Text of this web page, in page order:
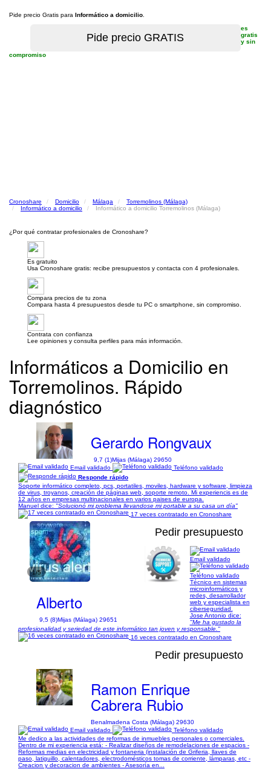
Pide precio Gratis para Informático a domicilio
es
gratis
y sin
compromiso
Cronoshare Domicilio Málaga
Torremolinos (Málaga)
Informático a domicilio
Informático a domicilio Torremolinos (Málaga)
¿Por qué contratar profesionales de Cronoshare?
Es gratuito
Usa Cronoshare gratis: recibe presupuestos y contacta con 4 profesionales.
Compara precios de tu zona
Compara hasta 4 presupuestos desde tu PC o smartphone, sin compromiso.
Contrata con confianza
Lee opiniones y consulta perfiles para más información.
Informáticos a Domicilio en
Torremolinos. Rápido
diagnóstico
Gerardo Rongvaux
9,7 (1)Mijas (Málaga) 29650
Email validado
Teléfono validado
Responde rápido
Soporte informático completo, pcs, portatiles, moviles, hardware y software, limpieza
de virus, troyanos, creación de páginas web, soporte remoto. Mi experiencis es de
12 años en empresas multinacionales en varios paises de europa.
Manuel dice: "Solucionó mi problema llevandose mi portable a su casa un día"
17 veces contratado en Cronoshare
1/5
Pedir presupuesto
Alberto
9,5 (8)Mijas (Málaga) 29651
Email validado
Teléfono validado
Técnico en sistemas
microinformáticos y
redes, desarrollador
web y especialista en
ciberseguridad.
Jose Antonio dice:
"Me ha gustado la
profesionalidad y seriedad de este informático tan joven y responsable."
16 veces contratado en Cronoshare
Pedir presupuesto
Ramon Enrique
Cabrera Rubio
Benalmadena Costa (Málaga) 29630
Email validado
Teléfono validado
Me dedico a las actividades de reformas de inmuebles personales o comerciales.
Dentro de mi experiencia está: - Realizar diseños de remodelaciones de espacios -
Reformas medias en electricidad y fontaneria (instalación de Griferia, llaves de
paso, latiguillo, calentadores, electrodomésticos tomas de corriente, lámparas, etc -
Creacion y decoracion de ambientes - Asesoría en...